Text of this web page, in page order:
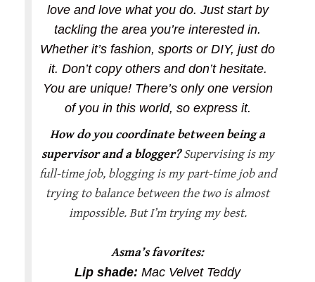
love and love what you do. Just start by
tackling the area you’re interested in.
Whether it’s fashion, sports or DIY, just do
it. Don’t copy others and don’t hesitate.
You are unique! There’s only one version
of you in this world, so express it.
How do you coordinate between being a
supervisor and a blogger?Supervising is my
full-time job, blogging is my part-time job and
trying to balance between the two is almost
impossible. But I’m trying my best.
Asma’s favorites:
Lip shade: Mac Velvet Teddy